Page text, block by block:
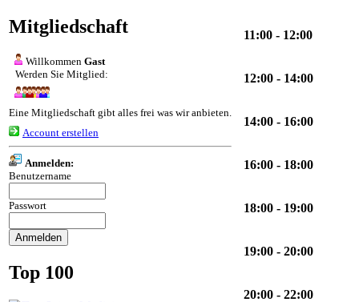
Mitgliedschaft
Willkommen Gast
Werden Sie Mitglied:
Eine Mitgliedschaft gibt alles frei was wir anbieten.
Account erstellen
Anmelden:
Benutzername
Passwort
Top 100
11:00 - 12:00
12:00 - 14:00
14:00 - 16:00
16:00 - 18:00
18:00 - 19:00
19:00 - 20:00
20:00 - 22:00